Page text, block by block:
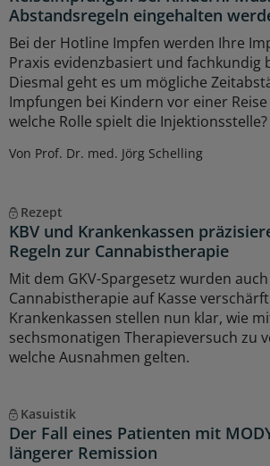
Abstandsregeln eingehalten
Bei der Hotline Impfen werden Ihre
Praxis evidenzbasiert und fachkundig
Diesmal geht es um mögliche
Impfungen bei Kindern vor einer
welche Rolle spielt die Injektionsstelle?
Von Prof. Dr. med. Jörg Schelling
Rezept
KBV und Krankenkassen
Regeln zur Cannabistherapie
Mit dem GKV-Spargesetz wurden
Cannabistherapie auf Kasse
Krankenkassen stellen nun klar, wie
sechsmonatigen Therapieversuch zu
welche Ausnahmen gelten.
Kasuistik
Der Fall eines Patienten mit
längerer Remission